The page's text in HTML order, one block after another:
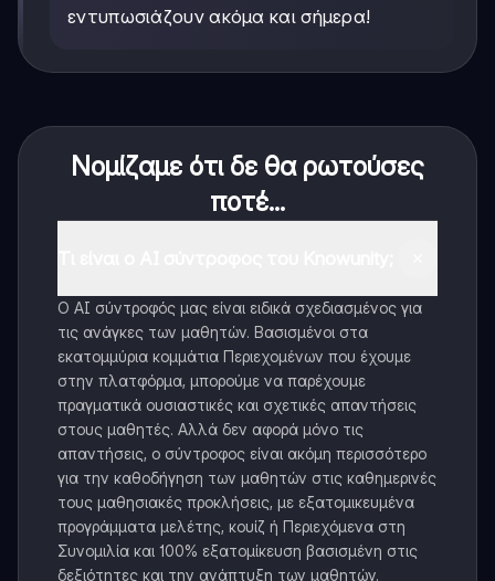
εντυπωσιάζουν ακόμα και σήμερα!
Νομίζαμε ότι δε θα ρωτούσες
ποτέ...
Ο AI σύντροφός μας είναι ειδικά σχεδιασμένος για
τις ανάγκες των μαθητών. Βασισμένοι στα
εκατομμύρια κομμάτια Περιεχομένων που έχουμε
στην πλατφόρμα, μπορούμε να παρέχουμε
πραγματικά ουσιαστικές και σχετικές απαντήσεις
στους μαθητές. Αλλά δεν αφορά μόνο τις
απαντήσεις, ο σύντροφος είναι ακόμη περισσότερο
για την καθοδήγηση των μαθητών στις καθημερινές
τους μαθησιακές προκλήσεις, με εξατομικευμένα
προγράμματα μελέτης, κουίζ ή Περιεχόμενα στη
Συνομιλία και 100% εξατομίκευση βασισμένη στις
δεξιότητες και την ανάπτυξη των μαθητών.